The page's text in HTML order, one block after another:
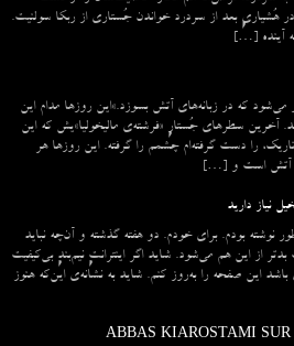
هُشیاریِ بعد از سردرد خواندن جُستاری از ربکا سولنیت.
آینده […]
می‌شود که در زبانه‌‌های آتش بسوزد.»این روزها مدام این
سطرهای جُستارِ «فرشته‌ی مالیخولیا»یش که این
را دست گرفته‌ام چشمم را گرفته. این روزها هر
آتش است و […]
نیاز دارید
نوشته بودم. برای خودم. دو هفته گذشته و آن‌چه نباید
از این هم می‌شود. شاید اگر اینترانتِ نیم‌بندِ بی‌کیفیت
این صفحه را به‌روز کنم. شاید به نشانه‌ی این‌که هنوز
ABBAS KIAROSTAMI